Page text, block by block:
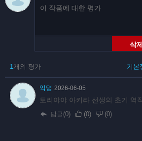
삭
기본
1개의 평가
익명 2026-06-05
토리야야 아키라 선생의 초기 역
답글(0) (0) (0)